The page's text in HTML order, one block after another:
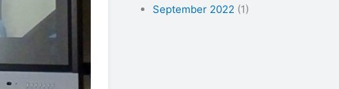
September 2022 (1)